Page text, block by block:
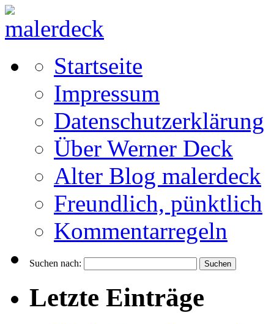
Startseite
Impressum
Datenschutzerklärung
Über Werner Deck
Alter Blog malerdeck
Freundlich, pünktlich
Kommentarregeln
Suchen nach:
Letzte Einträge